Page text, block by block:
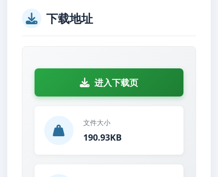
下载地址
进入下载页
文件大小
190.93KB